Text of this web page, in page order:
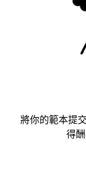
將你的範本提
得